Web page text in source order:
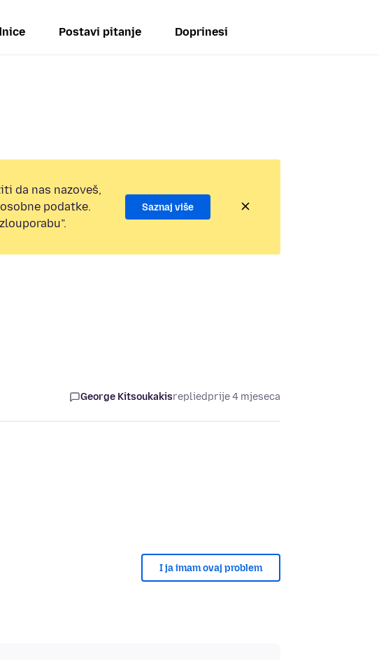
Postavi pitanje Doprinesi
da nas nazoveš,
podatke.
Saznaj više
George Kitsoukakisrepliedprije 4 mjeseca
I ja imam ovaj problem